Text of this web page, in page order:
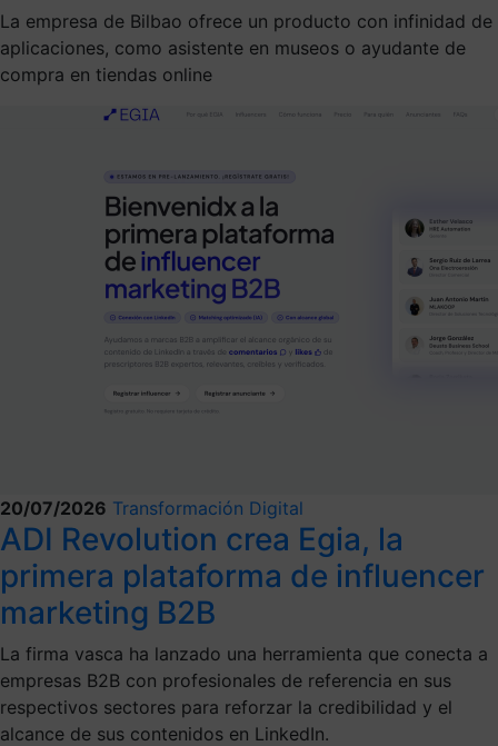
La empresa de Bilbao ofrece un producto con infinidad de
aplicaciones, como asistente en museos o ayudante de
compra en tiendas online
20/07/2026 Transformación Digital
ADI Revolution crea Egia, la
primera plataforma de influencer
marketing B2B
La firma vasca ha lanzado una herramienta que conecta a
empresas B2B con profesionales de referencia en sus
respectivos sectores para reforzar la credibilidad y el
alcance de sus contenidos en LinkedIn.